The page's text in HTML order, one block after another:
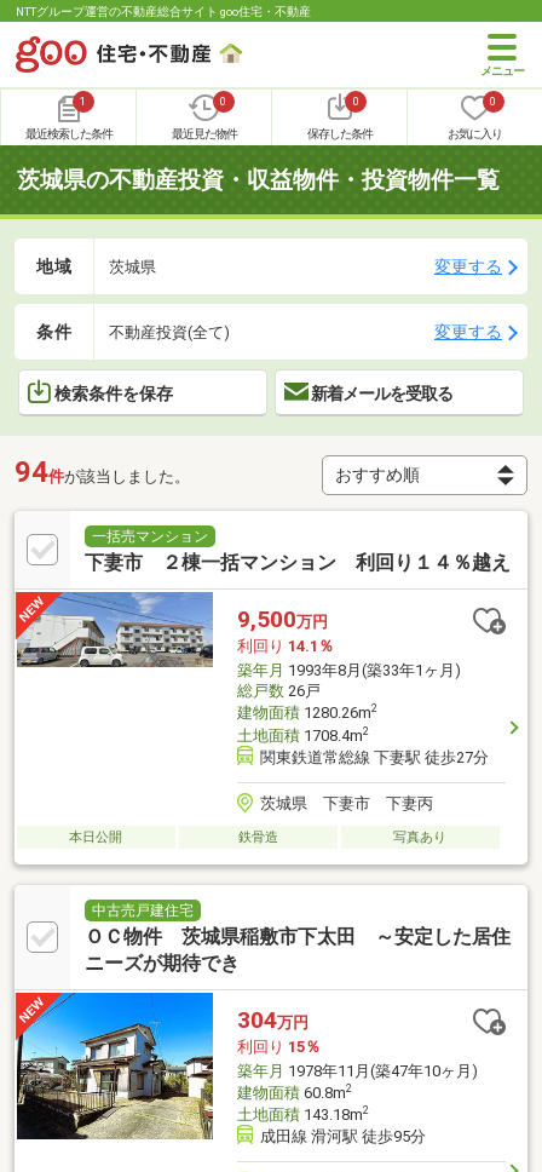
NTTグループ運営の不動産総合サイト goo住宅・不動産
1
最近検索した条件
0
最近見た物件
0
保存した条件
0
お気に入り
茨城県の不動産投資・収益物件・投資物件一覧
地域 茨城県 変更する
条件 不動産投資(全て) 変更する
検索条件を保存 新着メールを受取る
94件が該当しました。
一括売マンション
下妻市 ２棟一括マンション 利回り１４％越え
9,500万円
利回り 14.1％
築年月 1993年8月(築33年1ヶ月)
総戸数26戸
建物面積1280.26m2
土地面積1708.4m2
関東鉄道常総線 下妻駅 徒歩27分
茨城県 下妻市 下妻丙
本日公開 鉄骨造 写真あり
中古売戸建住宅
ＯＣ物件 茨城県稲敷市下太田 ～安定した居住
ニーズが期待でき
304万円
利回り 15％
築年月 1978年11月(築47年10ヶ月)
建物面積60.8m2
土地面積143.18m2
成田線 滑河駅 徒歩95分